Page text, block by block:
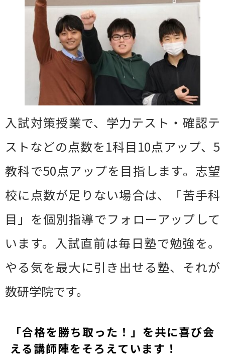
入試対策授業で、学力テスト・確認テ
ストなどの点数を1科目10点アップ、5
教科で50点アップを目指します。志望
校に点数が足りない場合は、「苦手科
目」を個別指導でフォローアップして
います。入試直前は毎日塾で勉強を。
やる気を最大に引き出せる塾、それが
数研学院です。
「合格を勝ち取った！」を共に喜び会
える講師陣をそろえています！